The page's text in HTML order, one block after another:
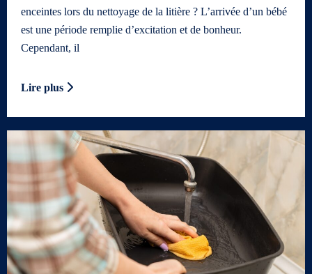
enceintes lors du nettoyage de la litière ? L’arrivée d’un bébé
est une période remplie d’excitation et de bonheur.
Cependant, il
Lire plus